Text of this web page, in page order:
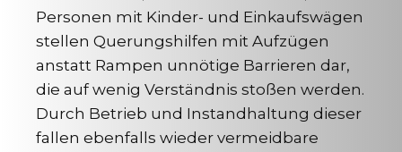
Personen mit Kinder- und Einkaufswägen
stellen Querungshilfen mit Aufzügen
anstatt Rampen unnötige Barrieren dar,
die auf wenig Verständnis stoßen werden.
Durch Betrieb und Instandhaltung dieser
fallen ebenfalls wieder vermeidbare